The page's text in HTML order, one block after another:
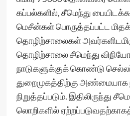
கப்பல்களில், சீமெந்து
மெசீன்கள் பொருத்தப்பட்ட
தொழிற்சாலைகள்
தொழிற்சாலை சீமெந்து
நாடுகளுக்குக் கொண்டு
துறைமுகத்திற்கு அண்மையாக
நிறுத்தப்படும். இதிலிருந்து
லொறிகளில்